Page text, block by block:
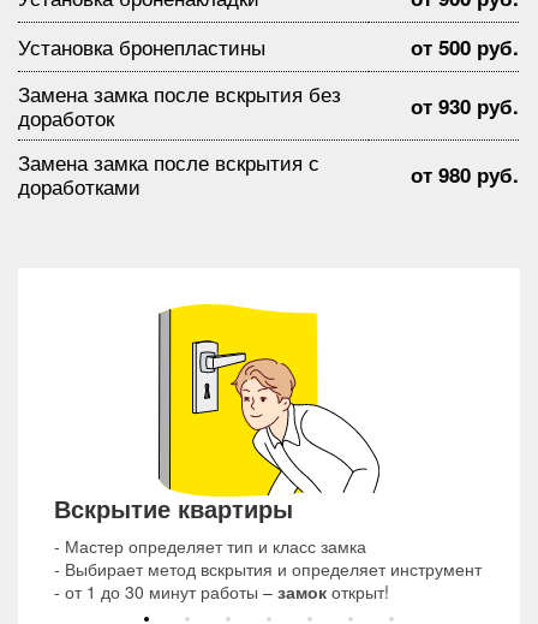
Установка бронепластины от 500 руб.
Замена замка после вскрытия без
доработок
от 930 руб.
Замена замка после вскрытия с
доработками
от 980 руб.
Вскрытие квартиры
- Мастер определяет тип и класс замка
- Выбирает метод вскрытия и определяет инструмент
- от 1 до 30 минут работы – замок открыт!